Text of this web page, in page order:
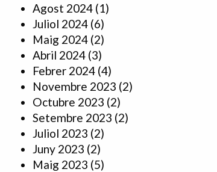
Agost 2024 (1)
Juliol 2024 (6)
Maig 2024 (2)
Abril 2024 (3)
Febrer 2024 (4)
Novembre 2023 (2)
Octubre 2023 (2)
Setembre 2023 (2)
Juliol 2023 (2)
Juny 2023 (2)
Maig 2023 (5)